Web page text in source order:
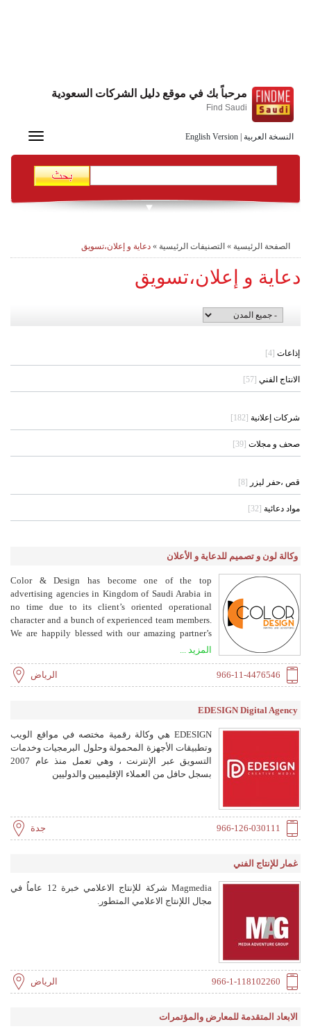
النسخة العربية English Version
مرحباً بك في موقع دليل الشركات السعودية
Find Saudi
Toggle
الصفحة الرئيسية » التصنيفات الرئيسية » دعاية و إعلان،تسويق
دعاية و إعلان،تسويق
إذاعات [4]
الانتاج الفني [57]
شركات إعلانية [182]
صحف و مجلات [39]
قص ،حفر ليزر [8]
مواد دعائية [32]
وكالة لون و تصميم للدعاية و الأعلان
Color & Design has become one of the top
advertising agencies in Kingdom of Saudi Arabia in
no time due to its client’s oriented operational
character and a bunch of experienced team members.
We are happily blessed with our amazing partner’s
testimonial and usual support. Our digital printing,
competition so far in terms of quick, same day
delivery and quality media. Color & Design is not
partner who are engaged in offering flawless
offer all of your occasional and business marketing
needs such as offset printing, digital printing/large
format, graphic design, branding, indoor/outdoor
signage, event management, web
plan for your business.
المزيد ...
966-11-4476546 الرياض
EDESIGN Digital Agency
EDESIGN هي وكالة رقمية مختصه في مواقع الويب
وتطبيقات الأجهزة المحمولة وحلول البرمجيات وخدمات
التسويق عبر الإنترنت ، وهي تعمل منذ عام 2007
بسجل حافل من العملاء الإقليميين والدوليين
966-126-030111 جدة
غمار للإنتاج الفني
Magmedia شركة للإنتاج الاعلامي خبرة 12 عاماُ في
مجال اللإنتاج الاعلامي المتطور.
966-1-118102260 الرياض
الابعاد المتقدمة للمعارض والمؤتمرات